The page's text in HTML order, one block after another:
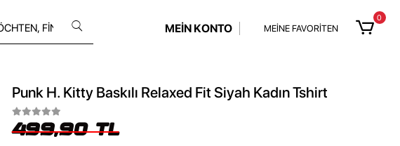
MEİN KONTO MEİNE FAVORİTEN
0
Punk H. Kitty Baskılı Relaxed Fit Siyah Kadın Tshirt
499,90 TL